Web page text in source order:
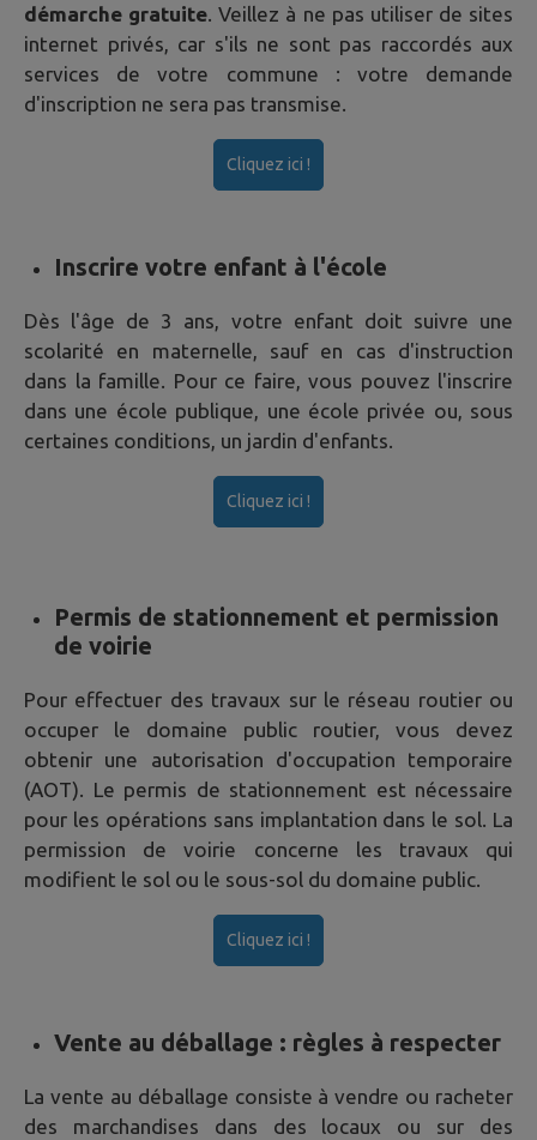
démarche gratuite. Veillez à ne pas utiliser de sites
internet privés, car s'ils ne sont pas raccordés aux
services de votre commune : votre demande
d'inscription ne sera pas transmise.
Cliquez ici !
Inscrire votre enfant à l'école
Dès l'âge de 3 ans, votre enfant doit suivre une
scolarité en maternelle, sauf en cas d'instruction
dans la famille. Pour ce faire, vous pouvez l'inscrire
dans une école publique, une école privée ou, sous
certaines conditions, un jardin d'enfants.
Cliquez ici !
Permis de stationnement et permission
de voirie
Pour effectuer des travaux sur le réseau routier ou
occuper le domaine public routier, vous devez
obtenir une autorisation d'occupation temporaire
(AOT). Le permis de stationnement est nécessaire
pour les opérations sans implantation dans le sol. La
permission de voirie concerne les travaux qui
modifient le sol ou le sous-sol du domaine public.
Cliquez ici !
Vente au déballage : règles à respecter
La vente au déballage consiste à vendre ou racheter
des marchandises dans des locaux ou sur des